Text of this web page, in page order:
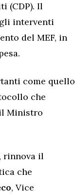
(CDP). Il
interventi
del MEF, in
come quello
che
Ministro
rinnova il
che
, Vice